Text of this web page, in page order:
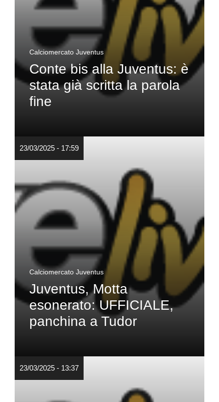
Calciomercato Juventus
Conte bis alla Juventus: è
stata già scritta la parola
fine
23/03/2025 - 17:59
Calciomercato Juventus
Juventus, Motta
esonerato: UFFICIALE,
panchina a Tudor
23/03/2025 - 13:37